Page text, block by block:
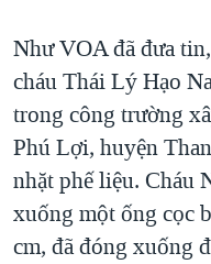
Như VOA đã đưa
cháu Thái Lý Hạo
trong công trường
Phú Lợi, huyện
nhặt phế liệu. Cháu
xuống một ống cọc
cm, đã đóng xuống